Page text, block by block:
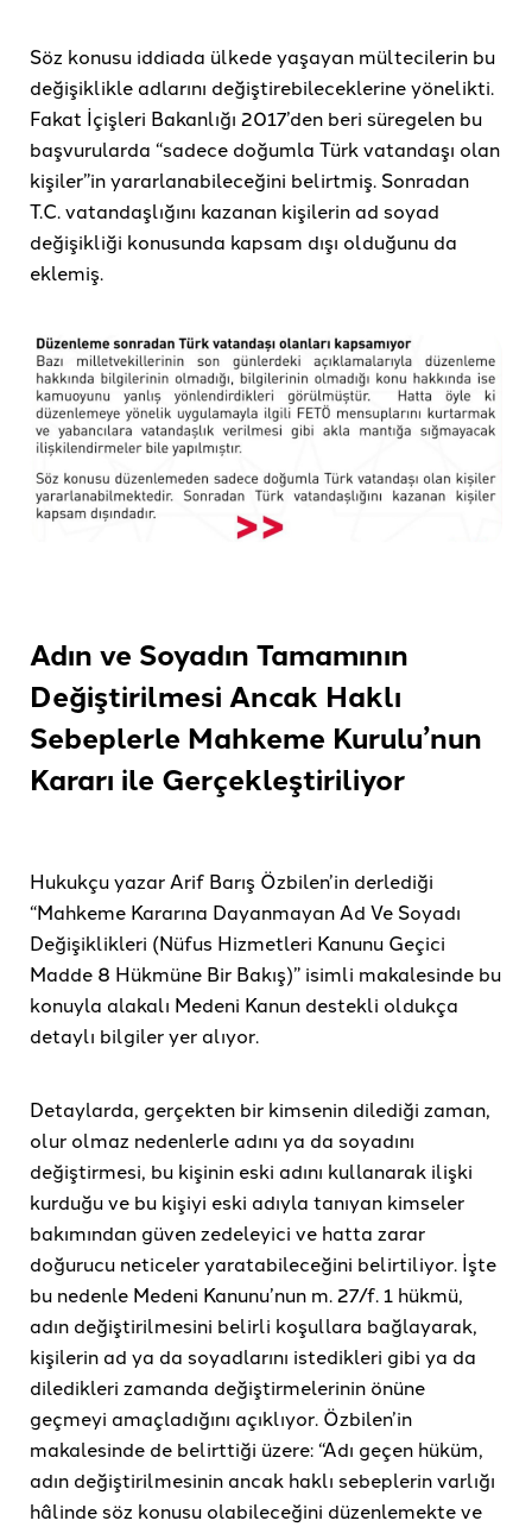
Söz konusu iddiada ülkede yaşayan mültecilerin bu
değişiklikle adlarını değiştirebileceklerine yönelikti.
Fakat İçişleri Bakanlığı 2017’den beri süregelen bu
başvurularda “sadece doğumla Türk vatandaşı olan
kişiler”in yararlanabileceğini belirtmiş. Sonradan
T.C. vatandaşlığını kazanan kişilerin ad soyad
değişikliği konusunda kapsam dışı olduğunu da
eklemiş.
Adın ve Soyadın Tamamının
Değiştirilmesi Ancak Haklı
Sebeplerle Mahkeme Kurulu’nun
Kararı ile Gerçekleştiriliyor
Hukukçu yazar Arif Barış Özbilen’in derlediği
“Mahkeme Kararına Dayanmayan Ad Ve Soyadı
Değişiklikleri (Nüfus Hizmetleri Kanunu Geçici
Madde 8 Hükmüne Bir Bakış)” isimli makalesinde bu
konuyla alakalı Medeni Kanun destekli oldukça
detaylı bilgiler yer alıyor.
Detaylarda, gerçekten bir kimsenin dilediği zaman,
olur olmaz nedenlerle adını ya da soyadını
değiştirmesi, bu kişinin eski adını kullanarak ilişki
kurduğu ve bu kişiyi eski adıyla tanıyan kimseler
bakımından güven zedeleyici ve hatta zarar
doğurucu neticeler yaratabileceğini belirtiliyor. İşte
bu nedenle Medeni Kanunu’nun m. 27/f. 1 hükmü,
adın değiştirilmesini belirli koşullara bağlayarak,
kişilerin ad ya da soyadlarını istedikleri gibi ya da
diledikleri zamanda değiştirmelerinin önüne
geçmeyi amaçladığını açıklıyor. Özbilen’in
makalesinde de belirttiği üzere: “Adı geçen hüküm,
adın değiştirilmesinin ancak haklı sebeplerin varlığı
hâlinde söz konusu olabileceğini düzenlemekte ve